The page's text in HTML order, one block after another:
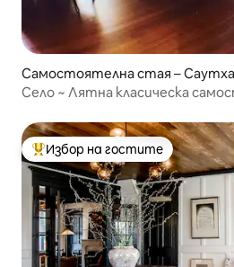
Самостоятелна стая –
Село ~ Лятна класическа
Най-популярен избор на гостите
Избор на гостите